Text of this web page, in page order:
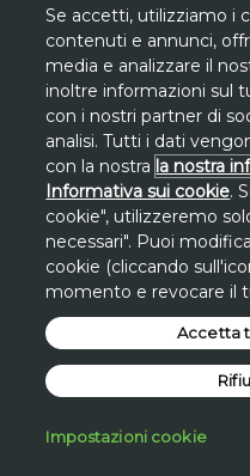
Gli sconti sono
degli ultimi 30
non
**Promozione
solo dal 7 al 10
Losconto di 30€ si
spesa minima di
il
*Promo San
direttamente sul
fronte di
Se accetti, utilizziamo i
contenuti e annunci,
media e analizzare il
inoltre informazioni sul
con i nostri partner di
analisi. Tutti i dati
con la nostra la nostra
Informativa sui cookie.
cookie", utilizzeremo
necessari". Puoi
cookie (cliccando
momento e revocare il
Impostazioni cookie
Accetta